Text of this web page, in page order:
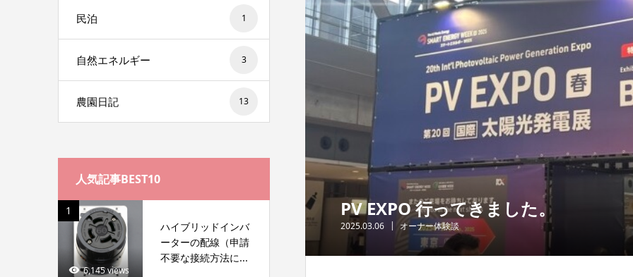
PV EXPO 行ってきました。
2025.03.06 オーナー体験談
民泊 1
自然エネルギー 3
農園日記 13
人気記事BEST10
1
6,145 views
ハイブリッドインバ
ーターの配線（申請
不要な接続方法に...